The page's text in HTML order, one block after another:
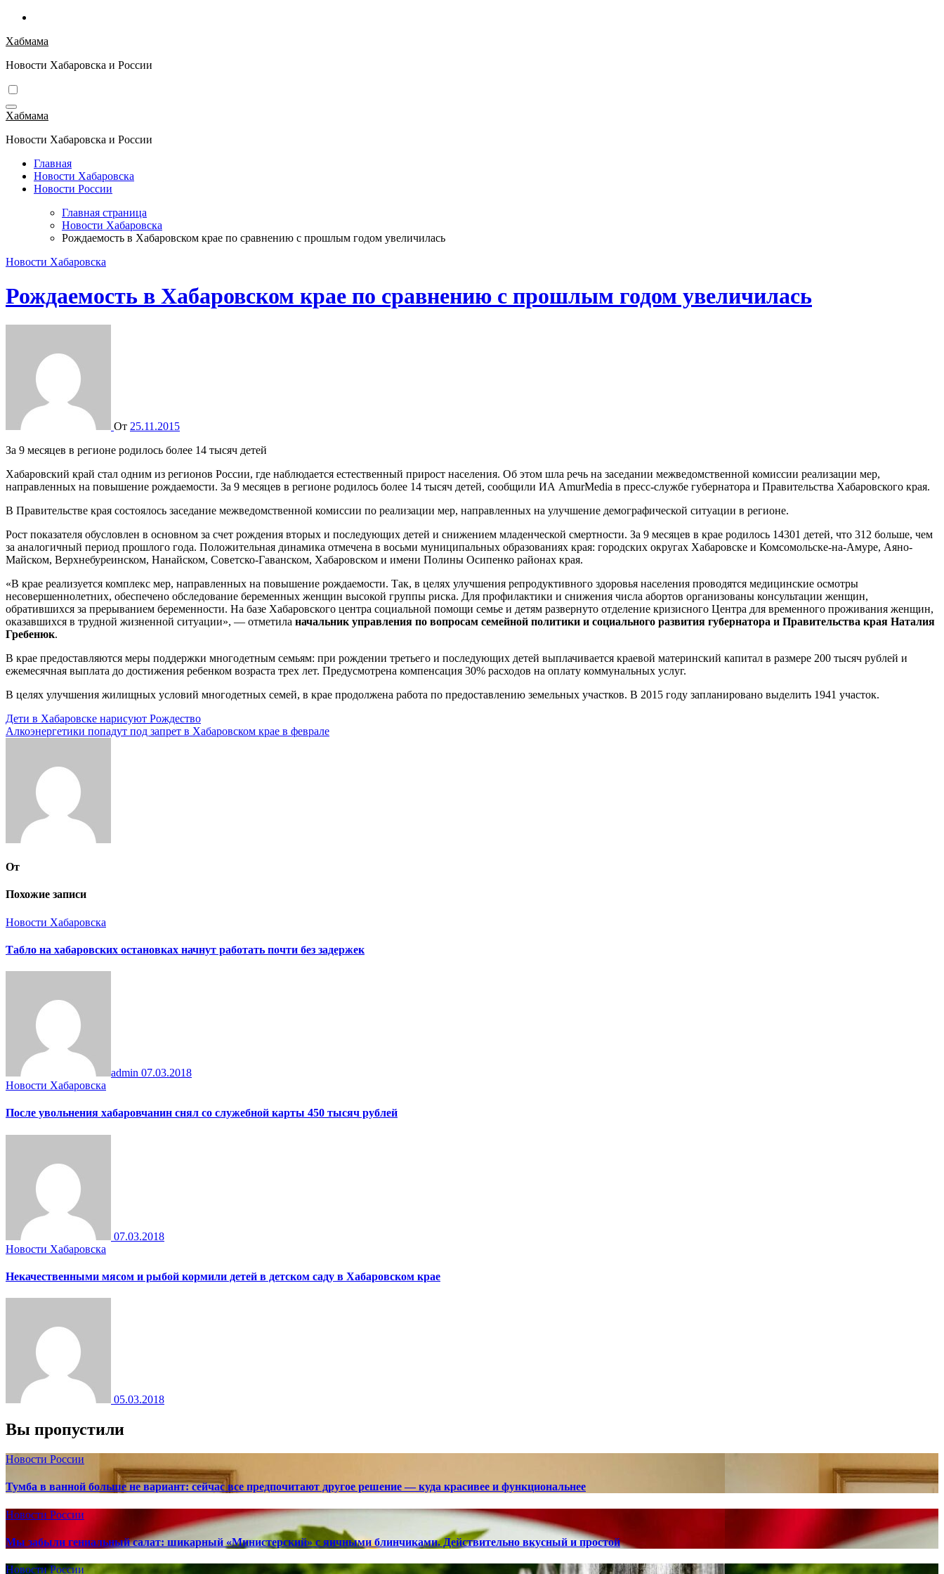
Перейти
содержимому
Хабмама
Новости Хабаровска и России
Хабмама
Новости Хабаровска и России
Главная
Новости Хабаровска
Новости России
Главная страница
Новости Хабаровска
Рождаемость в Хабаровском крае по сравнению с прошлым годом увеличилась
Новости Хабаровска
Рождаемость в Хабаровском крае по сравнению с прошлым годом увеличилась
От 25.11.2015
За 9 месяцев в регионе родилось более 14 тысяч детей
Хабаровский край стал одним из регионов России, где наблюдается естественный прирост населения. Об этом шла речь на заседании межведомственной комиссии реализации мер,
направленных на повышение рождаемости. За 9 месяцев в регионе родилось более 14 тысяч детей, сообщили ИА AmurMedia в пресс-службе губернатора и Правительства Хабаровского края.
В Правительстве края состоялось заседание межведомственной комиссии по реализации мер, направленных на улучшение демографической ситуации в регионе.
Рост показателя обусловлен в основном за счет рождения вторых и последующих детей и снижением младенческой смертности. За 9 месяцев в крае родилось 14301 детей, что 312 больше, чем
за аналогичный период прошлого года. Положительная динамика отмечена в восьми муниципальных образованиях края: городских округах Хабаровске и Комсомольске-на-Амуре, Аяно-
Майском, Верхнебуреинском, Нанайском, Советско-Гаванском, Хабаровском и имени Полины Осипенко районах края.
«В крае реализуется комплекс мер, направленных на повышение рождаемости. Так, в целях улучшения репродуктивного здоровья населения проводятся медицинские осмотры
несовершеннолетних, обеспечено обследование беременных женщин высокой группы риска. Для профилактики и снижения числа абортов организованы консультации женщин,
обратившихся за прерыванием беременности. На базе Хабаровского центра социальной помощи семье и детям развернуто отделение кризисного Центра для временного проживания женщин,
оказавшихся в трудной жизненной ситуации», — отметила начальник управления по вопросам семейной политики и социального развития губернатора и Правительства края Наталия
Гребенюк.
В крае предоставляются меры поддержки многодетным семьям: при рождении третьего и последующих детей выплачивается краевой материнский капитал в размере 200 тысяч рублей и
ежемесячная выплата до достижения ребенком возраста трех лет. Предусмотрена компенсация 30% расходов на оплату коммунальных услуг.
В целях улучшения жилищных условий многодетных семей, в крае продолжена работа по предоставлению земельных участков. В 2015 году запланировано выделить 1941 участок.
Навигация
по
Дети в Хабаровске нарисуют Рождество
Алкоэнергетики попадут под запрет в Хабаровском крае в феврале
От
Похожие записи
Новости Хабаровска
Табло на хабаровских остановках начнут работать почти без задержек
admin 07.03.2018
Новости Хабаровска
После увольнения хабаровчанин снял со служебной карты 450 тысяч рублей
07.03.2018
Новости Хабаровска
Некачественными мясом и рыбой кормили детей в детском саду в Хабаровском крае
05.03.2018
Вы пропустили
Новости России
Тумба в ванной больше не вариант: сейчас все предпочитают другое решение — куда красивее и функциональнее
Новости России
Мы забыли гениальный салат: шикарный «Министерский» с яичными блинчиками. Действительно вкусный и простой
Новости России